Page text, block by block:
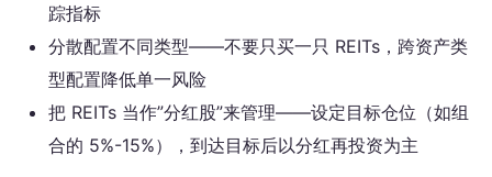
踪指标
分散配置不同类型——不要只买一只 REITs，跨资产类
型配置降低单一风险
把 REITs 当作”分红股”来管理——设定目标仓位（如组
合的 5%-15%），到达目标后以分红再投资为主